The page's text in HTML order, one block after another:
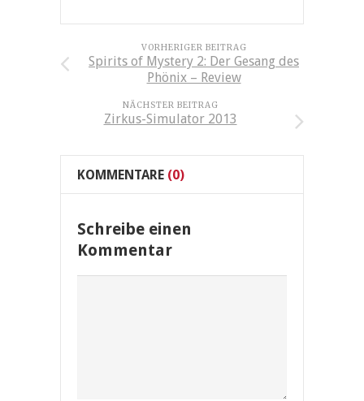
VORHERIGER BEITRAG
Spirits of Mystery 2: Der Gesang des
Phönix – Review
NÄCHSTER BEITRAG
Zirkus-Simulator 2013
KOMMENTARE (0)
Schreibe einen
Kommentar